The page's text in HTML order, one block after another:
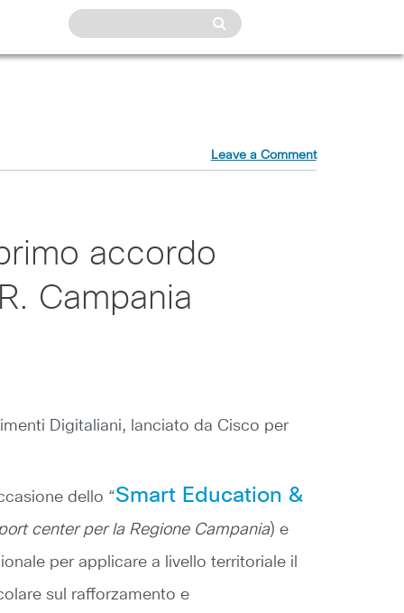
Leave a Comment
accordo
Campania
Digitaliani, lanciato da Cisco per
dello “Smart Education &
center per la Regione Campania) e
per applicare a livello territoriale il
sul rafforzamento e